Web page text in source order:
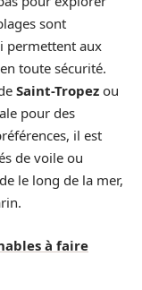
sont
permettent aux
toute sécurité.
Saint-Tropez ou
pour des
il est
de voile ou
le long de la mer,
à faire